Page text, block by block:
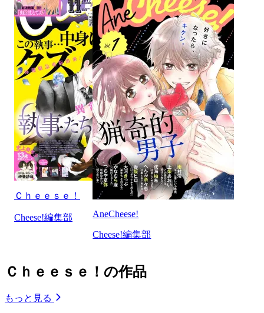
Ｃｈｅｅｓｅ！
Cheese!編集部 AneCheese!
Cheese!編集部
Ｃｈｅｅｓｅ！の作品
もっと見る